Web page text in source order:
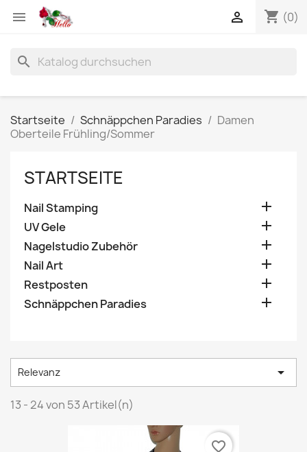
 shopping_cart (0)

search
Startseite Schnäppchen Paradies
Damen
Oberteile Frühling/Sommer
STARTSEITE
Nail Stamping 
UV Gele 
Nagelstudio Zubehör 
Nail Art 
Restposten 
Schnäppchen Paradies 
Relevanz 
13 - 24 von 53 Artikel(n)
favorite_border